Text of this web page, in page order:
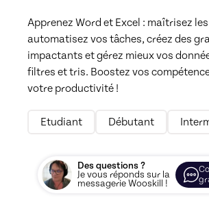
Apprenez Word et Excel : maîtrisez
automatisez vos tâches, créez des
impactants et gérez mieux vos
filtres et tris. Boostez vos
votre productivité !
Etudiant Débutant
Des questions ?
Je vous réponds sur la
messagerie Wooskill !